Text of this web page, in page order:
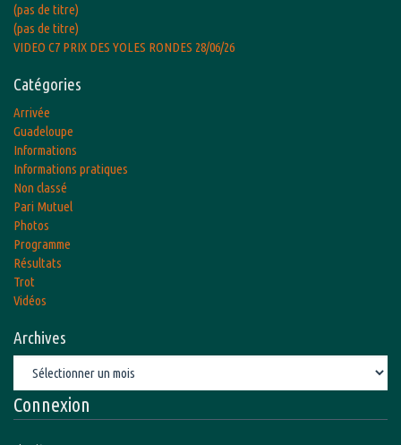
(pas de titre)
(pas de titre)
VIDEO C7 PRIX DES YOLES RONDES 28/06/26
Catégories
Arrivée
Guadeloupe
Informations
Informations pratiques
Non classé
Pari Mutuel
Photos
Programme
Résultats
Trot
Vidéos
Archives
Connexion